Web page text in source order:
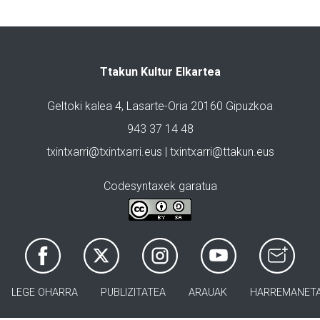
Ttakun Kultur Elkartea
Geltoki kalea 4, Lasarte-Oria 20160 Gipuzkoa
943 37 14 48
txintxarri@txintxarri.eus | txintxarri@ttakun.eus
Codesyntaxek garatua
LEGE OHARRA PUBLIZITATEA ARAUAK